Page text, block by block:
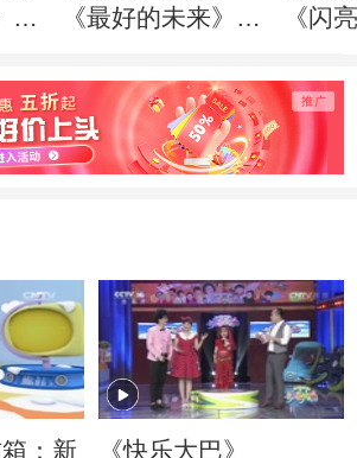
《最好的未来》
《闪
：新
《快乐大巴》